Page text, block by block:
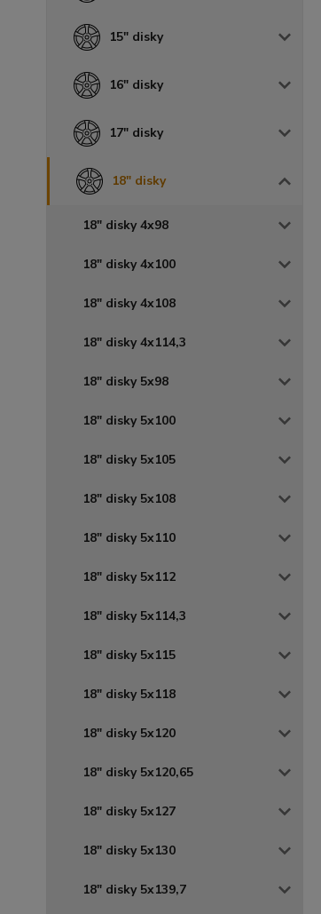
15" disky
16" disky
17" disky
18" disky
18" disky 4x98
18" disky 4x100
18" disky 4x108
18" disky 4x114,3
18" disky 5x98
18" disky 5x100
18" disky 5x105
18" disky 5x108
18" disky 5x110
18" disky 5x112
18" disky 5x114,3
18" disky 5x115
18" disky 5x118
18" disky 5x120
18" disky 5x120,65
18" disky 5x127
18" disky 5x130
18" disky 5x139,7